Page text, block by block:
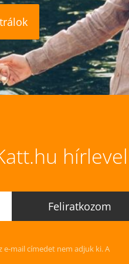
e-mail címedet nem adjuk ki. A